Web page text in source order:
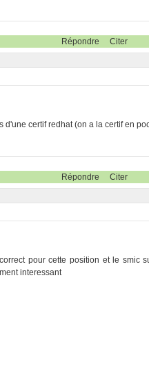
Répondre Citer
d'une certif redhat (on a la certif en
Répondre Citer
pour cette position et le smic
interessant